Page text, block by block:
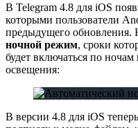
В Telegram 4.8 для iOS
которыми пользователи
предыдущего обновления.
ночной режим, сроки
будет включаться по
освещения:
В версии 4.8 для iOS